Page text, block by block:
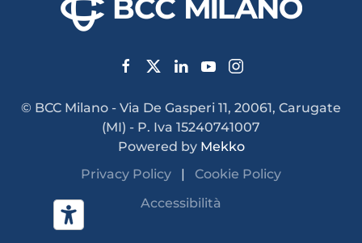
© BCC Milano - Via De Gasperi 11, 20061, Carugate
(MI) - P. Iva 15240741007
Powered by Mekko
Privacy Policy
Cookie Policy
Accessibilità